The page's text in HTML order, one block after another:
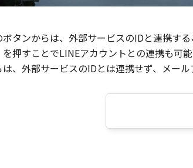
タンからは、外部サービスのIDと連携する
を押すことでLINEアカウントとの連携も可能
、外部サービスのIDとは連携せず、メール